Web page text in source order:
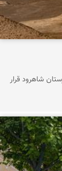
شاهرود قرار